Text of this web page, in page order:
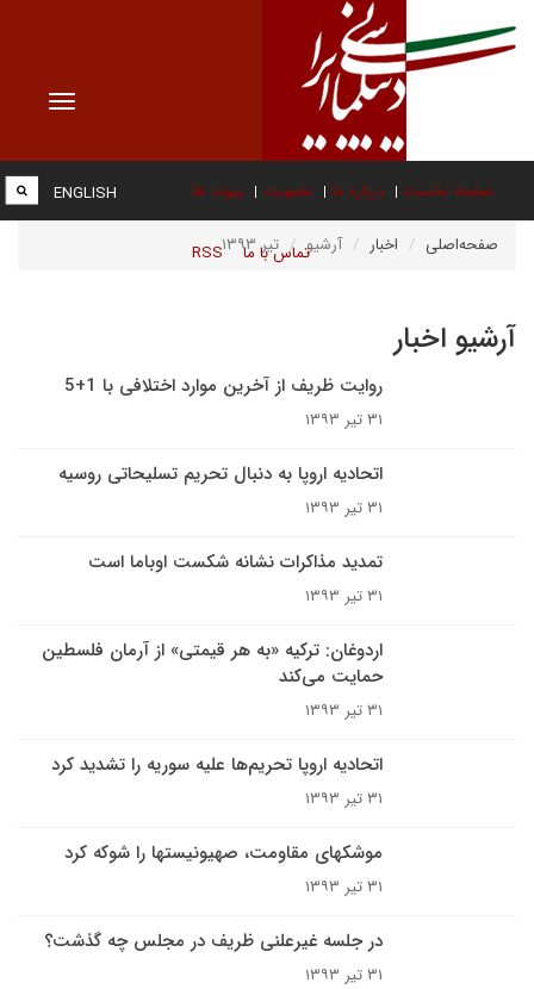
Toggle
صفحه نخست درباره ما عضویت پیوند ها
تماس با ما RSS
ENGLISH
صفحه‌اصلی اخبار آرشیو تیر ۱۳۹۳
آرشیو اخبار
روایت ظریف از آخرین موارد اختلافی با 1+5
۳۱ تیر ۱۳۹۳
اتحادیه اروپا به دنبال تحریم تسلیحاتی روسیه
۳۱ تیر ۱۳۹۳
تمدید مذاکرات نشانه شکست اوباما است
۳۱ تیر ۱۳۹۳
اردوغان: ترکیه «به هر قیمتی» از آرمان فلسطین
حمایت می‌کند
۳۱ تیر ۱۳۹۳
اتحادیه اروپا تحریم‌ها علیه سوریه را تشدید کرد
۳۱ تیر ۱۳۹۳
موشکهای مقاومت، صهیونیستها را شوکه کرد
۳۱ تیر ۱۳۹۳
در جلسه غیرعلنی ظریف در مجلس چه گذشت؟
۳۱ تیر ۱۳۹۳